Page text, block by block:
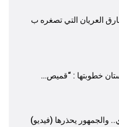
العريان التي تصغره ب
خطوبتها : “قميص…
يحذرها (فيديو)